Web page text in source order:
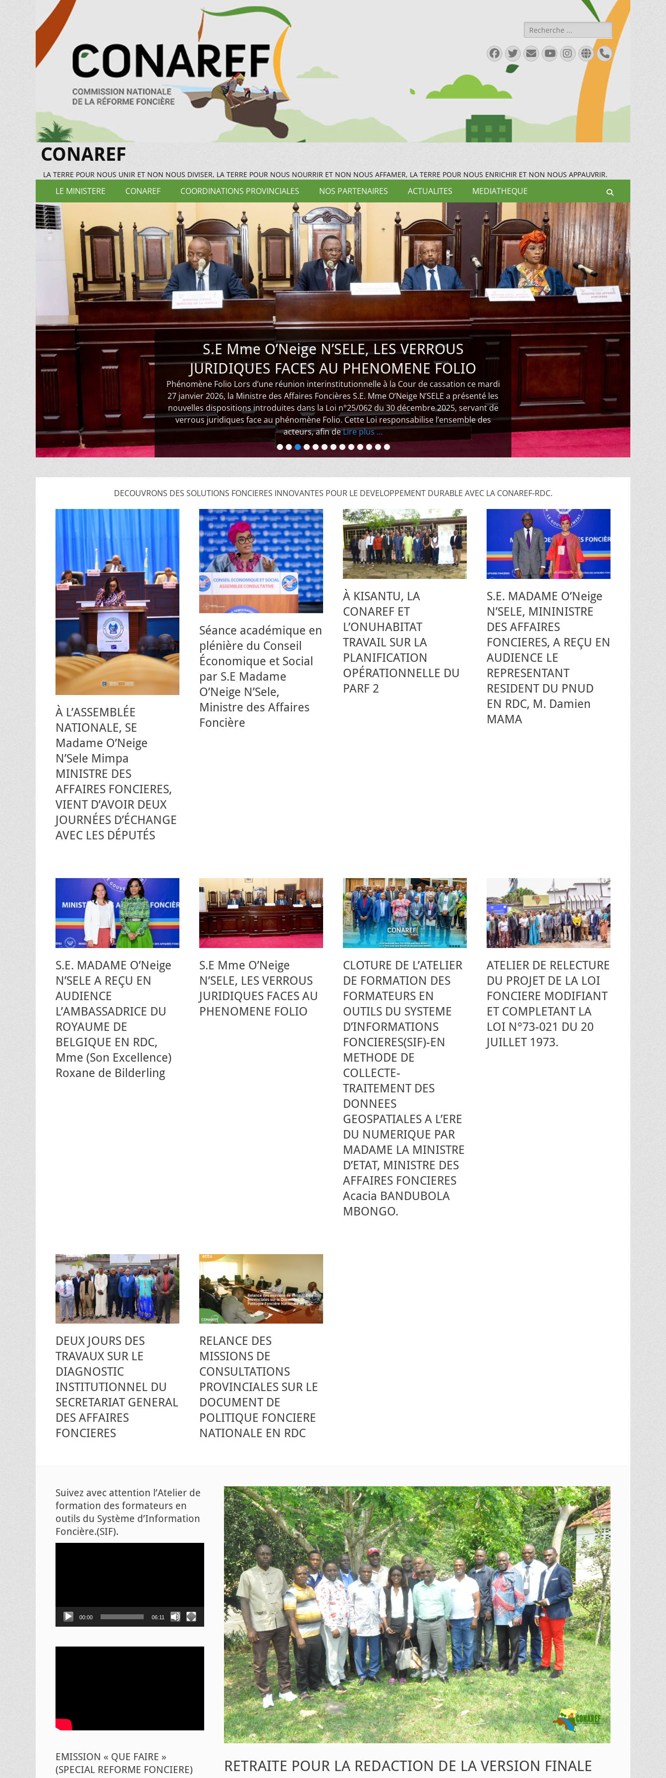
CONAREF
LA TERRE POUR NOUS UNIR ET NON NOUS DIVISER, LA TERRE POUR NOUS NOURRIR ET NON NOUS AFFAMER, LA TERRE POUR NOUS ENRICHIR ET NON NOUS APPAUVRIR.
Rechercher :
Facebook
Twitter
E-
mail
YouTube
Instagram
Site
web
Tél
Menu
principal
contenu
LE MINISTERE CONAREF COORDINATIONS PROVINCIALES NOS PARTENAIRES ACTUALITES MEDIATHEQUE
•••••••••••••
S.E Mme O’Neige N’SELE, LES VERROUS
JURIDIQUES FACES AU PHENOMENE FOLIO
Posté
le
de
Pacifique
MUNGANGA
Phénomène Folio Lors d’une réunion interinstitutionnelle à la Cour de cassation ce mardi
27 janvier 2026, la Ministre des Affaires Foncières S.E. Mme O’Neige N’SELE a présenté les
nouvelles dispositions introduites dans la Loi n°25/062 du 30 décembre 2025, servant de
verrous juridiques face au phénomène Folio. Cette Loi responsabilise l’ensemble des
acteurs, afin deLire plus ...
DECOUVRONS DES SOLUTIONS FONCIERES INNOVANTES POUR LE DEVELOPPEMENT DURABLE AVEC LA CONAREF-RDC.
À L’ASSEMBLÉE
NATIONALE, SE
Madame O’Neige
N’Sele Mimpa
MINISTRE DES
AFFAIRES FONCIERES,
VIENT D’AVOIR DEUX
JOURNÉES D’ÉCHANGE
AVEC LES DÉPUTÉS
Séance académique en
plénière du Conseil
Économique et Social
par S.E Madame
O’Neige N’Sele,
Ministre des Affaires
Foncière
À KISANTU, LA
CONAREF ET
L’ONUHABITAT
TRAVAIL SUR LA
PLANIFICATION
OPÉRATIONNELLE DU
PARF 2
S.E. MADAME O’Neige
N’SELE, MININISTRE
DES AFFAIRES
FONCIERES, A REÇU EN
AUDIENCE LE
REPRESENTANT
RESIDENT DU PNUD
EN RDC, M. Damien
MAMA
S.E. MADAME O’Neige
N’SELE A REÇU EN
AUDIENCE
L’AMBASSADRICE DU
ROYAUME DE
BELGIQUE EN RDC,
Mme (Son Excellence)
Roxane de Bilderling
S.E Mme O’Neige
N’SELE, LES VERROUS
JURIDIQUES FACES AU
PHENOMENE FOLIO
CLOTURE DE L’ATELIER
DE FORMATION DES
FORMATEURS EN
OUTILS DU SYSTEME
D’INFORMATIONS
FONCIERES(SIF)-EN
METHODE DE
COLLECTE-
TRAITEMENT DES
DONNEES
GEOSPATIALES A L’ERE
DU NUMERIQUE PAR
MADAME LA MINISTRE
D’ETAT, MINISTRE DES
AFFAIRES FONCIERES
Acacia BANDUBOLA
MBONGO.
ATELIER DE RELECTURE
DU PROJET DE LA LOI
FONCIERE MODIFIANT
ET COMPLETANT LA
LOI N°73-021 DU 20
JUILLET 1973.
DEUX JOURS DES
TRAVAUX SUR LE
DIAGNOSTIC
INSTITUTIONNEL DU
SECRETARIAT GENERAL
DES AFFAIRES
FONCIERES
RELANCE DES
MISSIONS DE
CONSULTATIONS
PROVINCIALES SUR LE
DOCUMENT DE
POLITIQUE FONCIERE
NATIONALE EN RDC
RETRAITE POUR LA REDACTION DE LA VERSION FINALE
Suivez avec attention l’Atelier de
formation des formateurs en
outils du Système d’Information
Foncière.(SIF).
00:00 06:11
EMISSION « QUE FAIRE »
(SPECIAL REFORME FONCIERE)